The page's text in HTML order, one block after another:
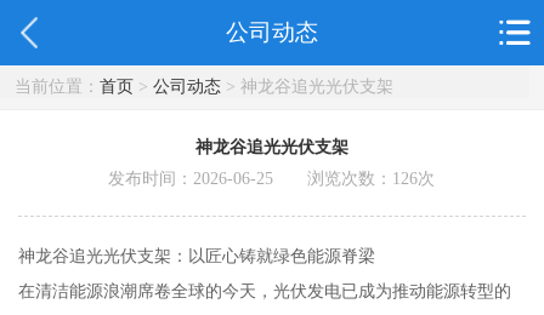
公司动态
当前位置： 首页> 公司动态> 神龙谷追光光伏支架
神龙谷追光光伏支架
发布时间：2026-06-25 浏览次数： 126次
神龙谷追光光伏支架：以匠心铸就绿色能源脊梁
在清洁能源浪潮席卷全球的今天，光伏发电已成为推动能源转型的